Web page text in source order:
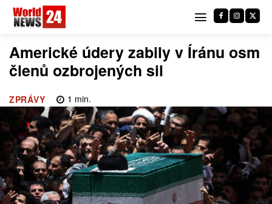
Americké údery zabily v Íránu osm
členů ozbrojených sil
ZPRÁVY 1 min.